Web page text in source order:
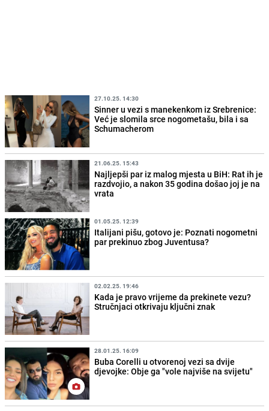
27.10.25. 14:30
Sinner u vezi s manekenkom iz Srebrenice:
Već je slomila srce nogometašu, bila i sa
Schumacherom
21.06.25. 15:43
Najljepši par iz malog mjesta u BiH: Rat ih je
razdvojio, a nakon 35 godina došao joj je na
vrata
01.05.25. 12:39
Italijani pišu, gotovo je: Poznati nogometni
par prekinuo zbog Juventusa?
02.02.25. 19:46
Kada je pravo vrijeme da prekinete vezu?
Stručnjaci otkrivaju ključni znak
28.01.25. 16:09
Buba Corelli u otvorenoj vezi sa dvije
djevojke: Obje ga "vole najviše na svijetu"